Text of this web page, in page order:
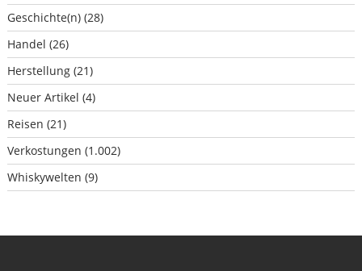
Geschichte(n) (28)
Handel (26)
Herstellung (21)
Neuer Artikel (4)
Reisen (21)
Verkostungen (1.002)
Whiskywelten (9)